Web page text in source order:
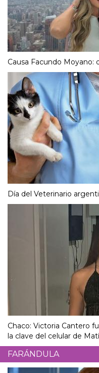
Causa Facundo Moyano:
Día del Veterinario
Chaco: Victoria Cantero
la clave del celular de
FARÁNDULA